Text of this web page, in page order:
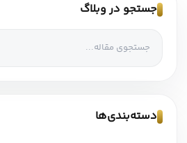
جستجو در وبلاگ
دسته‌بندی‌ها